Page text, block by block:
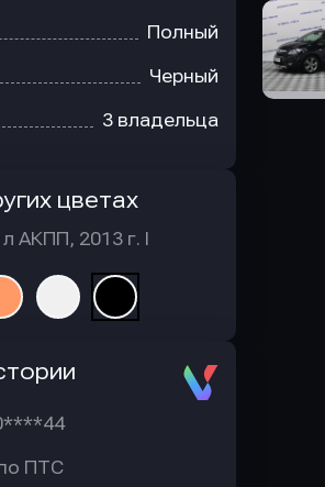
Полный
Черный
3 владельца
цветах
АКПП, 2013 г. I
ПТС